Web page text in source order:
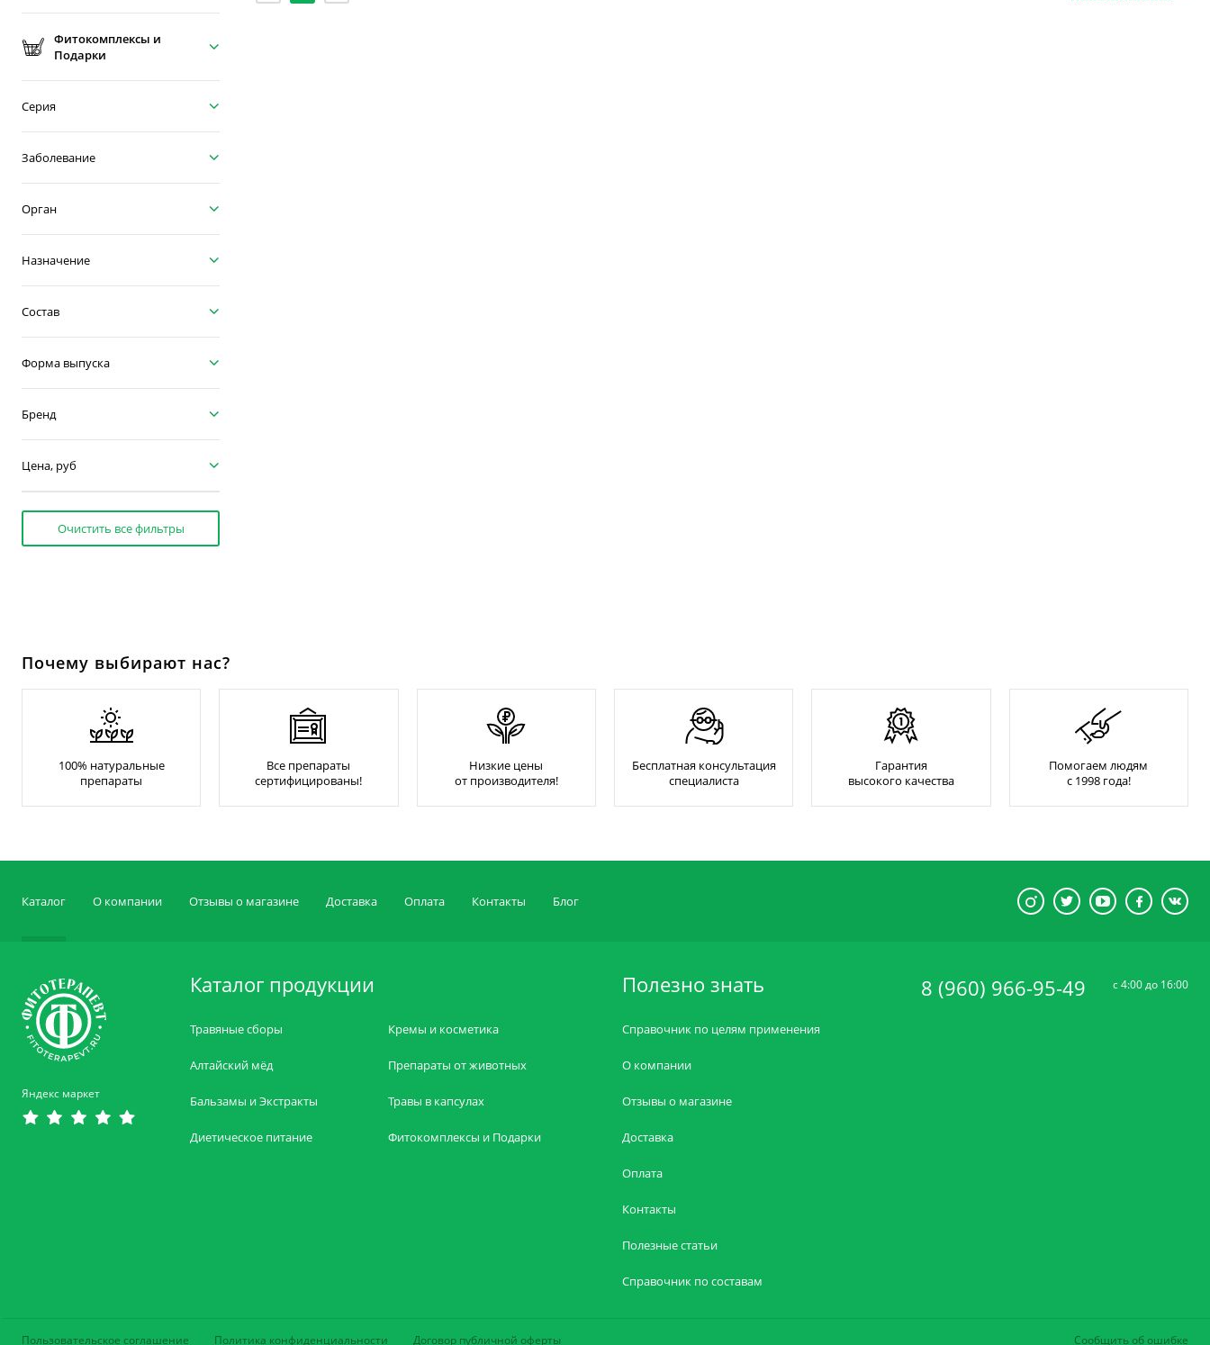
Фитокомплексы и
Подарки
Серия
Заболевание
Орган
Назначение
Состав
Форма выпуска
Бренд
Цена, руб
Очистить все фильтры
Почему выбирают нас?
100% натуральные
препараты
Все препараты
сертифицированы!
Низкие цены
от производителя!
Бесплатная консультация
специалиста
Гарантия
высокого качества
Помогаем людям
с 1998 года!
Каталог О компании Отзывы о магазине Доставка Оплата Контакты Блог
Яндекс маркет
Каталог продукции
Травяные сборы
Алтайский мёд
Бальзамы и Экстракты
Диетическое питание
Кремы и косметика
Препараты от животных
Травы в капсулах
Фитокомплексы и Подарки
Полезно знать
Справочник по целям применения
О компании
Отзывы о магазине
Доставка
Оплата
Контакты
Полезные статьи
Справочник по составам
8 (960) 966-95-49 c 4:00 до 16:00
Пользовательское соглашение Политика конфиденциальности Договор публичной оферты Сообщить об ошибке